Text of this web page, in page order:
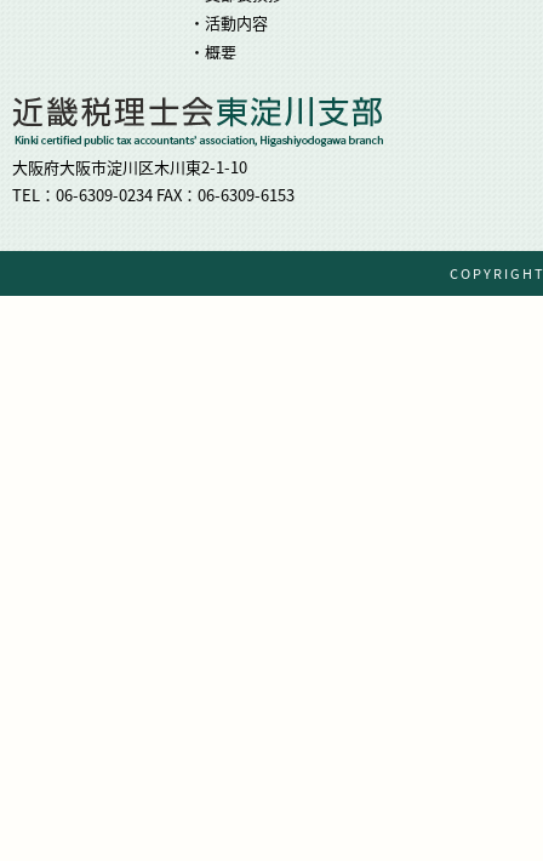
・活動内容
・概要
大阪府大阪市淀川区木川東2-1-10
TEL：06-6309-0234 FAX：06-6309-6153